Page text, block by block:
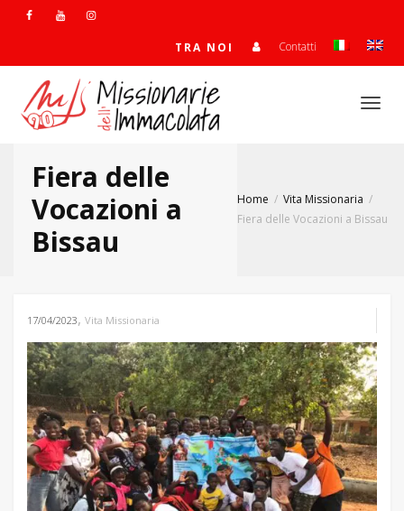
TRA NOI Contatti
Fiera delle
Vocazioni a
Bissau
Home
Vita Missionaria
Fiera delle Vocazioni a Bissau
17/04/2023, Vita Missionaria